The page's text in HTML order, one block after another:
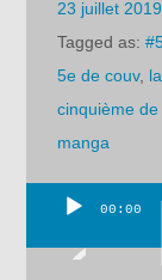
23 juillet 2019
Tagged as:
5e de couv,
cinquième de
manga
00:00